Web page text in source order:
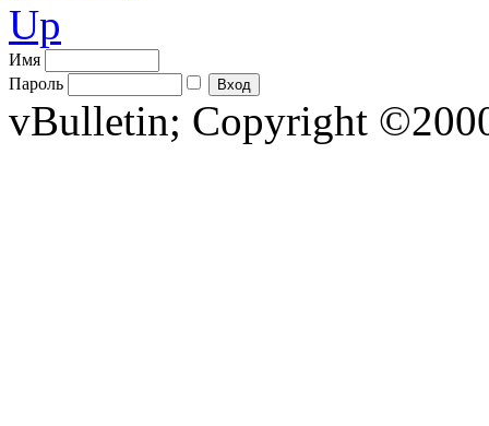
Up
Имя
Пароль
vBulletin; Copyright